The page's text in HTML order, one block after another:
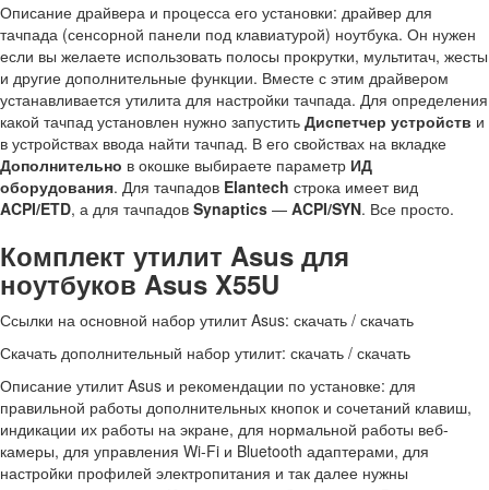
Описание драйвера и процесса его установки: драйвер для
тачпада (сенсорной панели под клавиатурой) ноутбука. Он нужен
если вы желаете использовать полосы прокрутки, мультитач, жесты
и другие дополнительные функции. Вместе с этим драйвером
устанавливается утилита для настройки тачпада. Для определения
какой тачпад установлен нужно запустить Диспетчер устройств и
в устройствах ввода найти тачпад. В его свойствах на вкладке
Дополнительно в окошке выбираете параметр ИД
оборудования. Для тачпадов Elantech строка имеет вид
ACPI/ETD, а для тачпадов Synaptics — ACPI/SYN. Все просто.
Комплект утилит Asus для
ноутбуков Asus X55U
Ссылки на основной набор утилит Asus: скачать / скачать
Скачать дополнительный набор утилит: скачать / скачать
Описание утилит Asus и рекомендации по установке: для
правильной работы дополнительных кнопок и сочетаний клавиш,
индикации их работы на экране, для нормальной работы веб-
камеры, для управления Wi-Fi и Bluetooth адаптерами, для
настройки профилей электропитания и так далее нужны